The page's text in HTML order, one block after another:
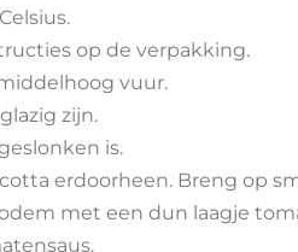
op de verpakking.
vuur.
zijn.
is.
erdoorheen. Breng op
met een dun laagje